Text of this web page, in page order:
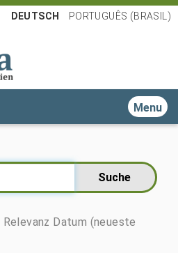
DEUTSCH PORTUGUÊS (BRASIL)
Toggle
Relevanz Datum (neueste